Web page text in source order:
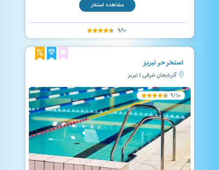
مشاهده استخر
۹/۱۰
استخر حر تبریز
آذربایجان شرقی | تبریز
۹/۱۰